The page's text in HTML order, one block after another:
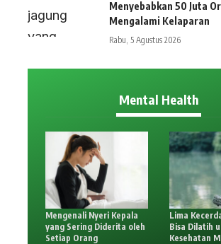
Menyebabkan 50 Juta
Mengalami Kelaparan
Rabu, 5 Agustus 2026
Mental Health
Mengenali Nyeri Kepala
yang Sering Diderita oleh
Setiap Orang
Lima
Bisa Dilatih
Kesehatan